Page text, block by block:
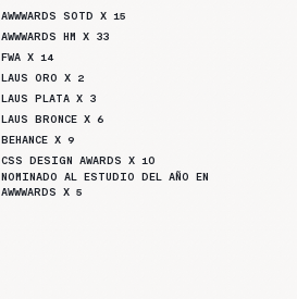
AWWWARDS SOTD X 15
AWWWARDS HM X 33
FWA X 14
LAUS ORO X 2
LAUS PLATA X 3
LAUS BRONCE X 6
BEHANCE X 9
CSS DESIGN AWARDS X 10
NOMINADO AL ESTUDIO DEL AÑO EN
AWWWARDS X 5